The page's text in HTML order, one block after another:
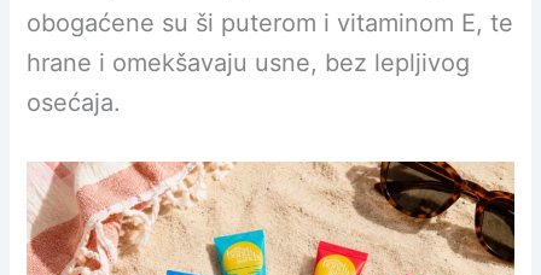
obogaćene su ši puterom i vitaminom E, te
hrane i omekšavaju usne, bez lepljivog
osećaja.